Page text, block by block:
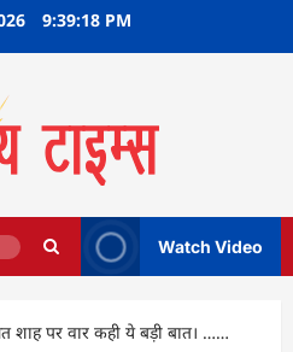
9:39:18 PM
Watch Video
शाह पर वार कही ये बड़ी बात। ……